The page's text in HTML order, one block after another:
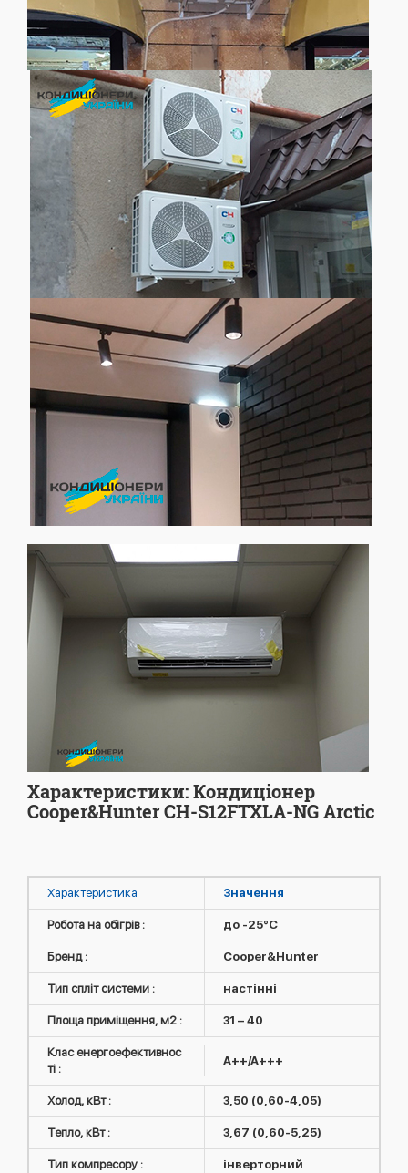
Характеристики: Кондиціонер
Cooper&Hunter CH-S12FTXLA-NG Arctic
Характеристика Значення
Робота на обігрів : до -25°C
Бренд : Cooper&Hunter
Тип спліт системи : настінні
Площа приміщення, м2 : 31 – 40
Клас енергоефективнос
ті :
A++/A+++
Холод, кВт : 3,50 (0,60-4,05)
Тепло, кВт : 3,67 (0,60-5,25)
Тип компресору : інверторний